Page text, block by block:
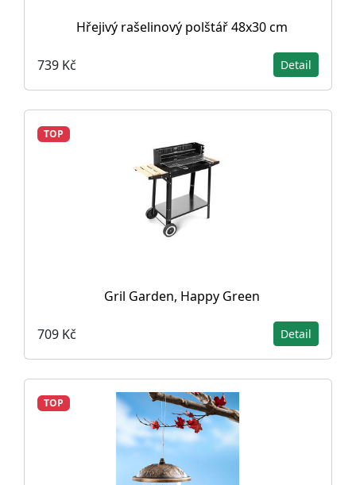
Hřejivý rašelinový polštář 48x30 cm
739 Kč Detail
TOP
Gril Garden, Happy Green
709 Kč Detail
TOP